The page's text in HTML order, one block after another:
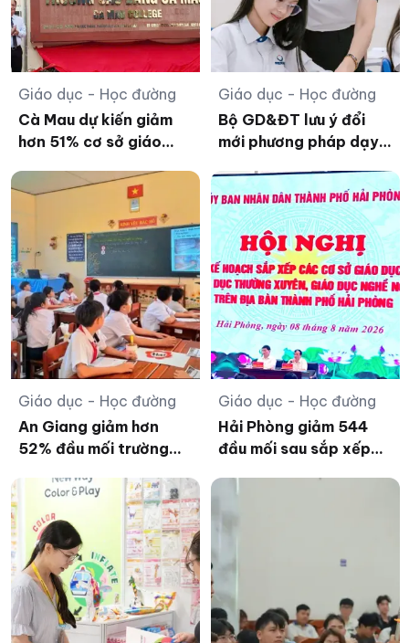
Giáo dục - Học đường
Cà Mau dự kiến giảm
hơn 51% cơ sở giáo
xếp
Giáo dục - Học đường
Bộ GD&ĐT lưu ý đổi
mới phương pháp dạy
trong năm học mới
Giáo dục - Học đường
An Giang giảm hơn
52% đầu mối trường
Giáo dục - Học đường
Hải Phòng giảm 544
đầu mối sau sắp xếp